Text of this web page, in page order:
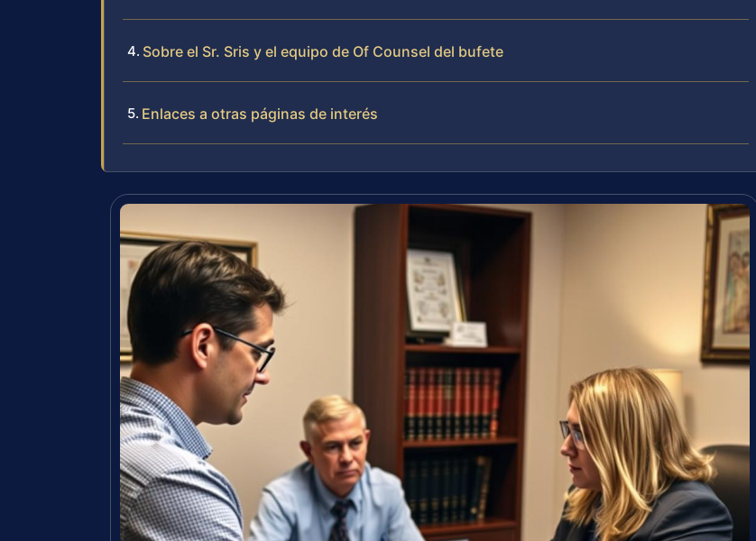
Sobre el Sr. Sris y el equipo de Of Counsel del bufete
Enlaces a otras páginas de interés